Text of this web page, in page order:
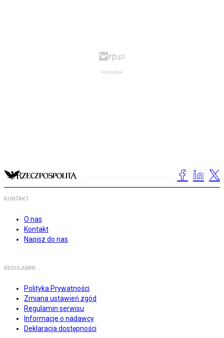
KONTAKT
O nas
Kontakt
Napisz do nas
REGULAMIN
Polityka Prywatności
Zmiana ustawień zgód
Regulamin serwisu
Informacje o nadawcy
Deklaracja dostępności